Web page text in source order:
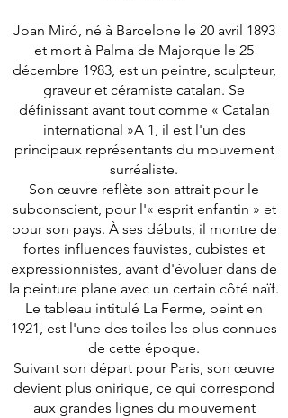
Joan Miró, né à Barcelone le 20 avril 1893
et mort à Palma de Majorque le 25
décembre 1983, est un peintre, sculpteur,
graveur et céramiste catalan. Se
définissant avant tout comme « Catalan
international »A 1, il est l'un des
principaux représentants du mouvement
surréaliste.
Son œuvre reflète son attrait pour le
subconscient, pour l'« esprit enfantin » et
pour son pays. À ses débuts, il montre de
fortes influences fauvistes, cubistes et
expressionnistes, avant d'évoluer dans de
la peinture plane avec un certain côté naïf.
Le tableau intitulé La Ferme, peint en
1921, est l'une des toiles les plus connues
de cette époque.
Suivant son départ pour Paris, son œuvre
devient plus onirique, ce qui correspond
aux grandes lignes du mouvement